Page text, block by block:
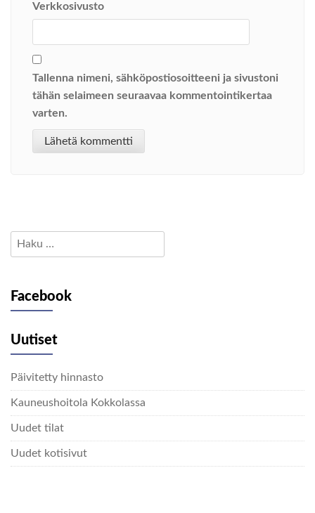
Verkkosivusto
Tallenna nimeni, sähköpostiosoitteeni ja sivustoni
tähän selaimeen seuraavaa kommentointikertaa
varten.
Haku:
Facebook
Uutiset
Päivitetty hinnasto
Kauneushoitola Kokkolassa
Uudet tilat
Uudet kotisivut